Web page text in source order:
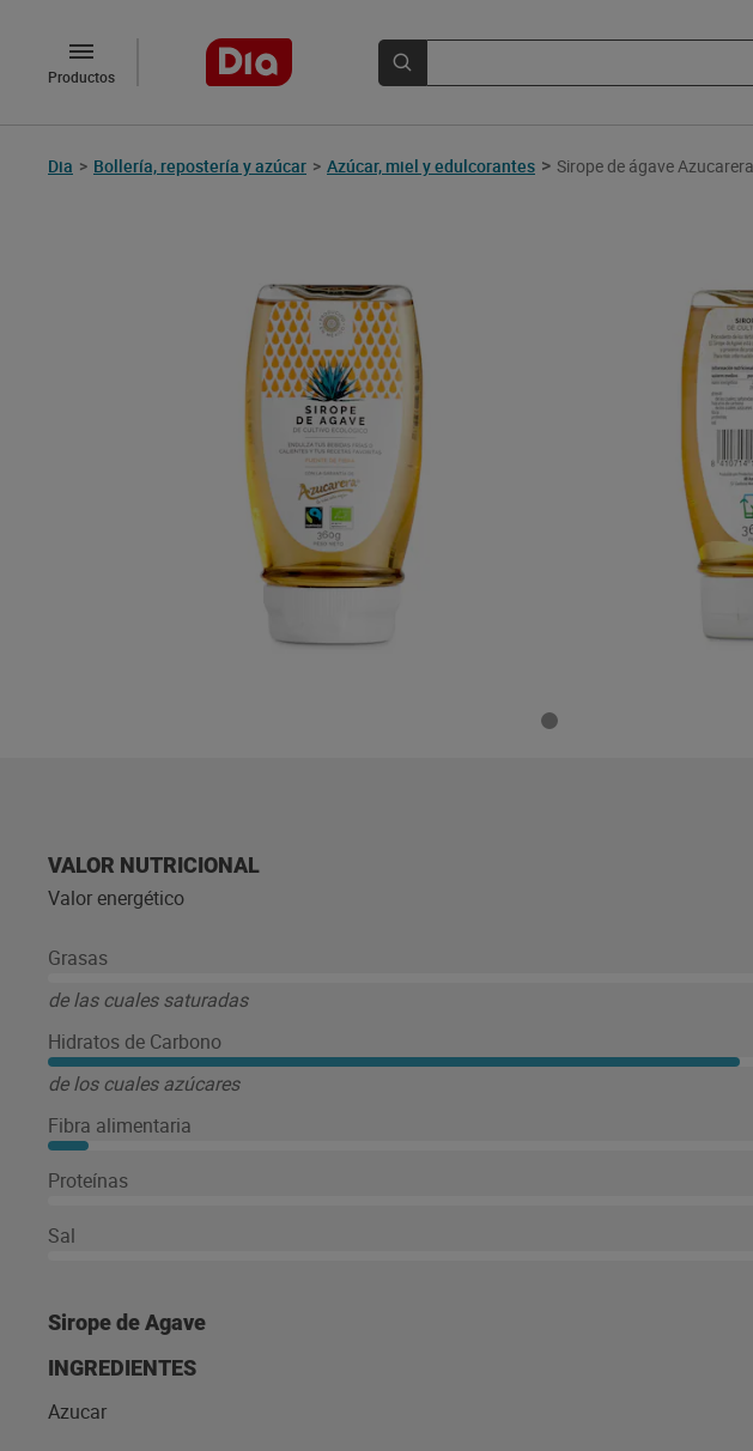
Productos
Dia > Bollería, repostería y azúcar > Azúcar, miel y edulcorantes > Sirope de ágave
VALOR NUTRICIONAL
Valor energético
Grasas
de las cuales saturadas
Hidratos de Carbono
de los cuales azúcares
Fibra alimentaria
Proteínas
Sal
Sirope de Agave
INGREDIENTES
Azucar